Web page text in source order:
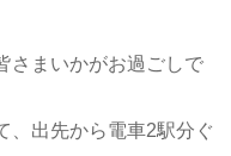
さまいかがお過ごしで
、出先から電車2駅分ぐ